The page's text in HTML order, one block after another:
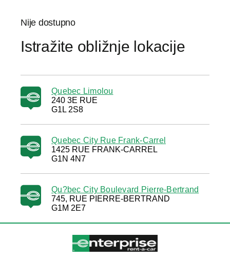
Nije dostupno
Istražite obližnje lokacije
Quebec Limolou
240 3E RUE
G1L 2S8
Quebec City Rue Frank-Carrel
1425 RUE FRANK-CARREL
G1N 4N7
Qu?bec City Boulevard Pierre-Bertrand
745, RUE PIERRE-BERTRAND
G1M 2E7